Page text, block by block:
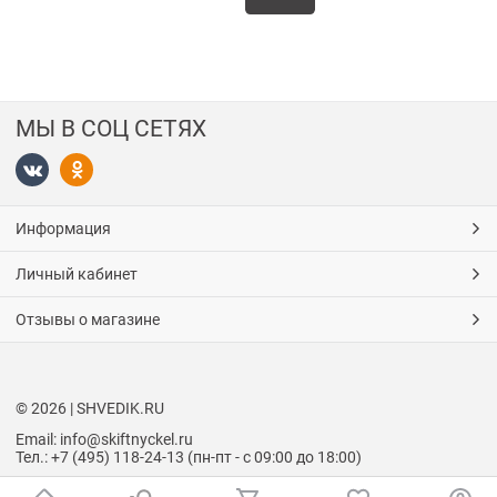
МЫ В СОЦ СЕТЯХ
Информация
Личный кабинет
Отзывы о магазине
© 2026 | SHVEDIK.RU
Email: info@skiftnyckel.ru
Тел.: +7 (495) 118-24-13 (пн-пт - с 09:00 до 18:00)